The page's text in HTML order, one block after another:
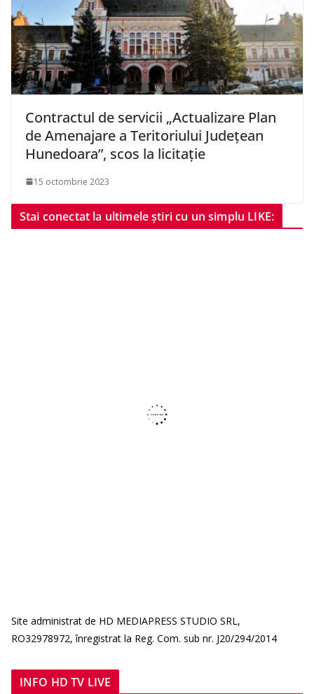
Contractul de servicii „Actualizare Plan
de Amenajare a Teritoriului Județean
Hunedoara”, scos la licitație
15 octombrie 2023
Stai conectat la ultimele știri cu un simplu LIKE:
Site administrat de HD MEDIAPRESS STUDIO SRL,
RO32978972, înregistrat la Reg. Com. sub nr. J20/294/2014
INFO HD TV LIVE